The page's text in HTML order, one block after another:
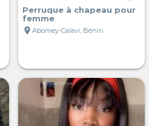
Perruque à chapeau pour
femme
location_on Abomey-Calavi, Bénin